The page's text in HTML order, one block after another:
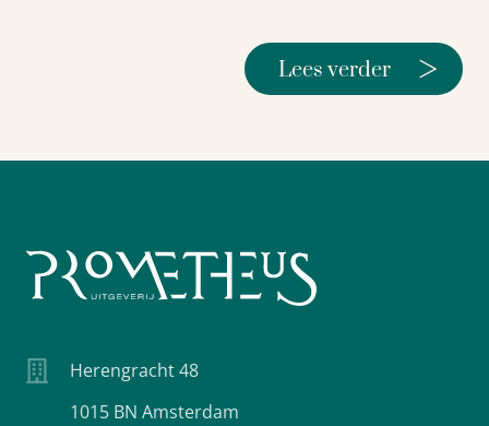
Lees verder >
Herengracht 48
1015 BN Amsterdam